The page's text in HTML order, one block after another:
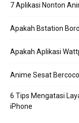
7 Aplikasi Nonton
Apakah Bstation
Apakah Aplikasi
Anime Sesat
6 Tips Mengatasi
iPhone